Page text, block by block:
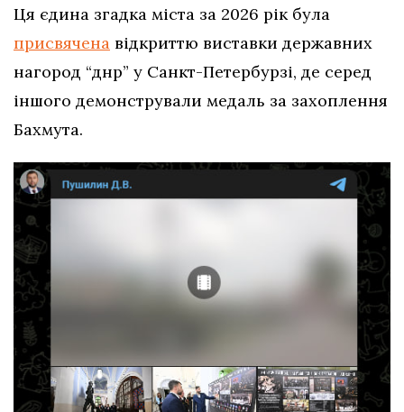
Ця єдина згадка міста за 2026 рік була
присвячена відкриттю виставки державних
нагород “днр” у Санкт-Петербурзі, де серед
іншого демонстрували медаль за захоплення
Бахмута.